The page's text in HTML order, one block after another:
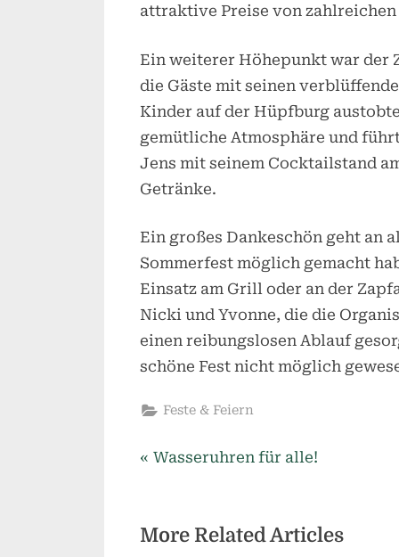
attraktive Preise von zahlreichen
Ein weiterer Höhepunkt war der
die Gäste mit seinen
Kinder auf der Hüpfburg
gemütliche Atmosphäre und
Jens mit seinem Cocktailstand
Getränke.
Ein großes Dankeschön geht an
Sommerfest möglich gemacht
Einsatz am Grill oder an der
Nicki und Yvonne, die die
einen reibungslosen Ablauf
schöne Fest nicht möglich
Feste & Feiern
Beitragsnavigation
P
v
Wasseruhren für alle!
More Related Articles